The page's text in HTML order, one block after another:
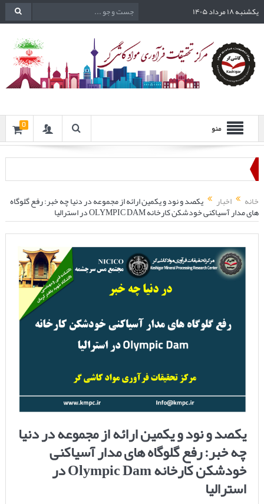
یکشنبه ۱۸ مرداد ۱۴۰۵
منو 0
خانه اخبار یکصد و نود و یکمین ارائه از مجموعه در دنیا چه خبر: رفع گلوگاه
های مدار آسیاکنی خودشکن کارخانه OLYMPIC DAM در استرالیا
یکصد و نود و یکمین ارائه از مجموعه در دنیا
چه خبر: رفع گلوگاه های مدار آسیاکنی
خودشکن کارخانه Olympic Dam در
استرالیا